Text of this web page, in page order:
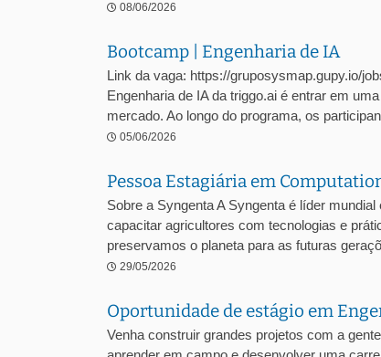
08/06/2026
Bootcamp | Engenharia de IA
Link da vaga: https://gruposysmap.gupy.io/
Engenharia de IA da triggo.ai é entrar em
mercado. Ao longo do programa, os
05/06/2026
Pessoa Estagiária em
Sobre a Syngenta A Syngenta é líder
capacitar agricultores com tecnologias e
preservamos o planeta para as futuras
29/05/2026
Oportunidade de estágio em
Venha construir grandes projetos com a